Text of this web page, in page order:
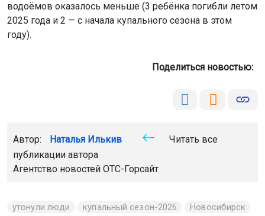
водоёмов оказалось меньше (3 ребёнка погибли летом
2025 года и 2 — с начала купального сезона в этом
году).
Поделиться новостью:
Автор: Наталья Илькив
Читать все
публикации автора
Агентство новостей ОТС-Горсайт
утонули люди купальный сезон-2026 Новосибирск